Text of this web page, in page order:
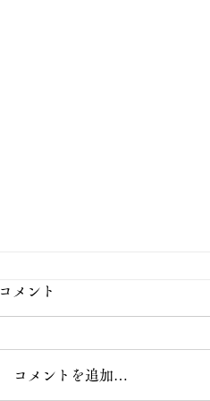
コメント
コメントを追加…